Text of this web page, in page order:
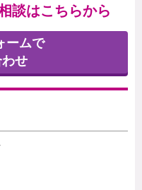
談はこちらから
ームで
せ